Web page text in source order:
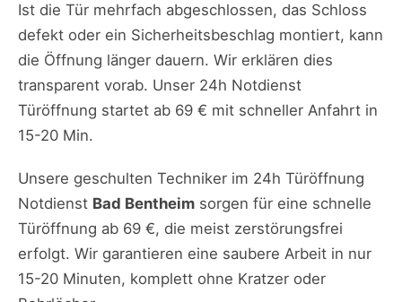
Ist die Tür mehrfach abgeschlossen, das Schloss
defekt oder ein Sicherheitsbeschlag montiert, kann
die Öffnung länger dauern. Wir erklären dies
transparent vorab. Unser 24h Notdienst
Türöffnung startet ab 69 € mit schneller Anfahrt in
15-20 Min.
Unsere geschulten Techniker im 24h Türöffnung
Notdienst Bad Bentheim sorgen für eine schnelle
Türöffnung ab 69 €, die meist zerstörungsfrei
erfolgt. Wir garantieren eine saubere Arbeit in nur
15-20 Minuten, komplett ohne Kratzer oder